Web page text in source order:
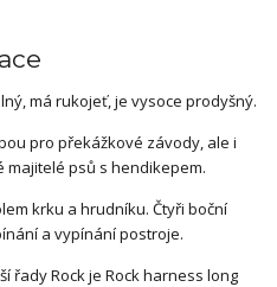
má rukojeť, je vysoce prodyšný.
pro překážkové závody, ale i
majitelé psů s hendikepem.
krku a hrudníku. Čtyři boční
a vypínání postroje.
řady Rock je Rock harness long